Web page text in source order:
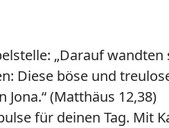
„Darauf
Diese böse und
(Matthäus 12,38)
für deinen Tag. Mit